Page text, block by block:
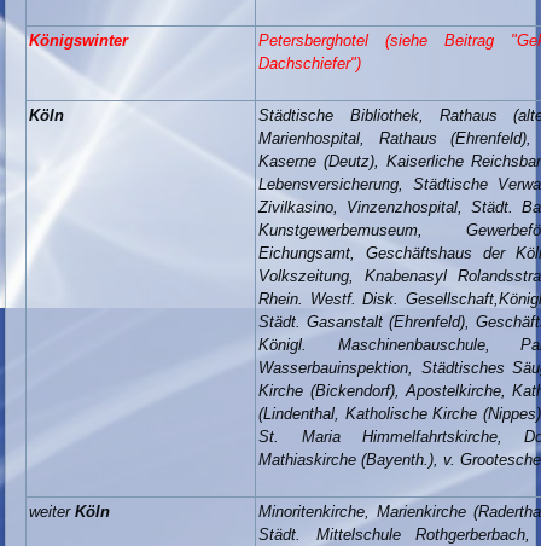
Königswinter
Petersberghotel (siehe Beitrag
Dachschiefer")
Köln
Städtische Bibliothek, Rathaus
Marienhospital, Rathaus
Kaserne (Deutz), Kaiserliche
Lebensversicherung, Städtische
Zivilkasino, Vinzenzhospital, Städt.
Kunstgewerbemuseum,
Eichungsamt, Geschäftshaus der
Volkszeitung, Knabenasyl
Rhein. Westf. Disk.
Städt. Gasanstalt (Ehrenfeld),
Königl. Maschinenbauschule,
Wasserbauinspektion, Städtisches
Kirche (Bickendorf), Apostelkirche,
(Lindenthal, Katholische Kirche
St. Maria Himmelfahrtskirche,
Mathiaskirche (Bayenth.), v.
weiterKöln
Minoritenkirche, Marienkirche
Städt. Mittelschule